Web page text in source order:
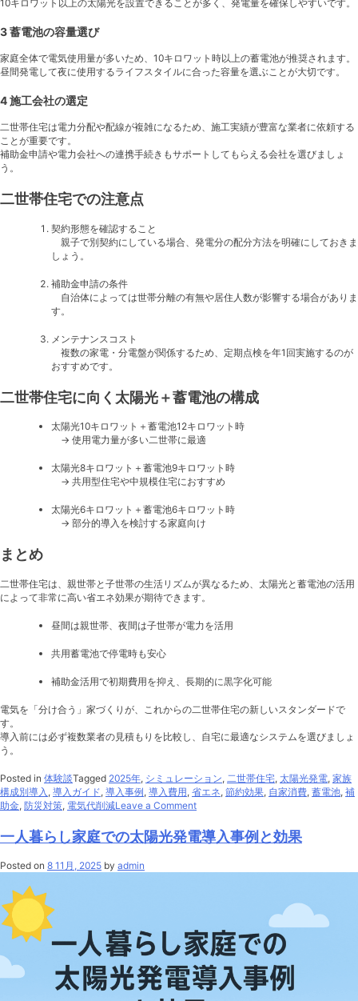
10キロワット以上の太陽光を設置できることが多く、発電量を確保しやすいです。
3 蓄電池の容量選び
家庭全体で電気使用量が多いため、10キロワット時以上の蓄電池が推奨されます。
昼間発電して夜に使用するライフスタイルに合った容量を選ぶことが大切です。
4 施工会社の選定
二世帯住宅は電力分配や配線が複雑になるため、施工実績が豊富な業者に依頼する
ことが重要です。
補助金申請や電力会社への連携手続きもサポートしてもらえる会社を選びましょ
う。
二世帯住宅での注意点
契約形態を確認すること
親子で別契約にしている場合、発電分の配分方法を明確にしておきま
しょう。
補助金申請の条件
自治体によっては世帯分離の有無や居住人数が影響する場合がありま
す。
メンテナンスコスト
複数の家電・分電盤が関係するため、定期点検を年1回実施するのが
おすすめです。
二世帯住宅に向く太陽光＋蓄電池の構成
太陽光10キロワット＋蓄電池12キロワット時
→ 使用電力量が多い二世帯に最適
太陽光8キロワット＋蓄電池9キロワット時
→ 共用型住宅や中規模住宅におすすめ
太陽光6キロワット＋蓄電池6キロワット時
→ 部分的導入を検討する家庭向け
まとめ
二世帯住宅は、親世帯と子世帯の生活リズムが異なるため、太陽光と蓄電池の活用
によって非常に高い省エネ効果が期待できます。
昼間は親世帯、夜間は子世帯が電力を活用
共用蓄電池で停電時も安心
補助金活用で初期費用を抑え、長期的に黒字化可能
電気を「分け合う」家づくりが、これからの二世帯住宅の新しいスタンダードで
す。
導入前には必ず複数業者の見積もりを比較し、自宅に最適なシステムを選びましょ
う。
Posted in 体験談Tagged 2025年, シミュレーション, 二世帯住宅, 太陽光発電, 家族
構成別導入 , 導入ガイド, 導入事例, 導入費用, 省エネ, 節約効果, 自家消費, 蓄電池, 補
助金, 防災対策, 電気代削減Leave a Commenton
世
帯
宅
光
＋
蓄
電
一人暮らし家庭での太陽光発電導入事例と効果
Posted on 8 11月, 2025 by admin